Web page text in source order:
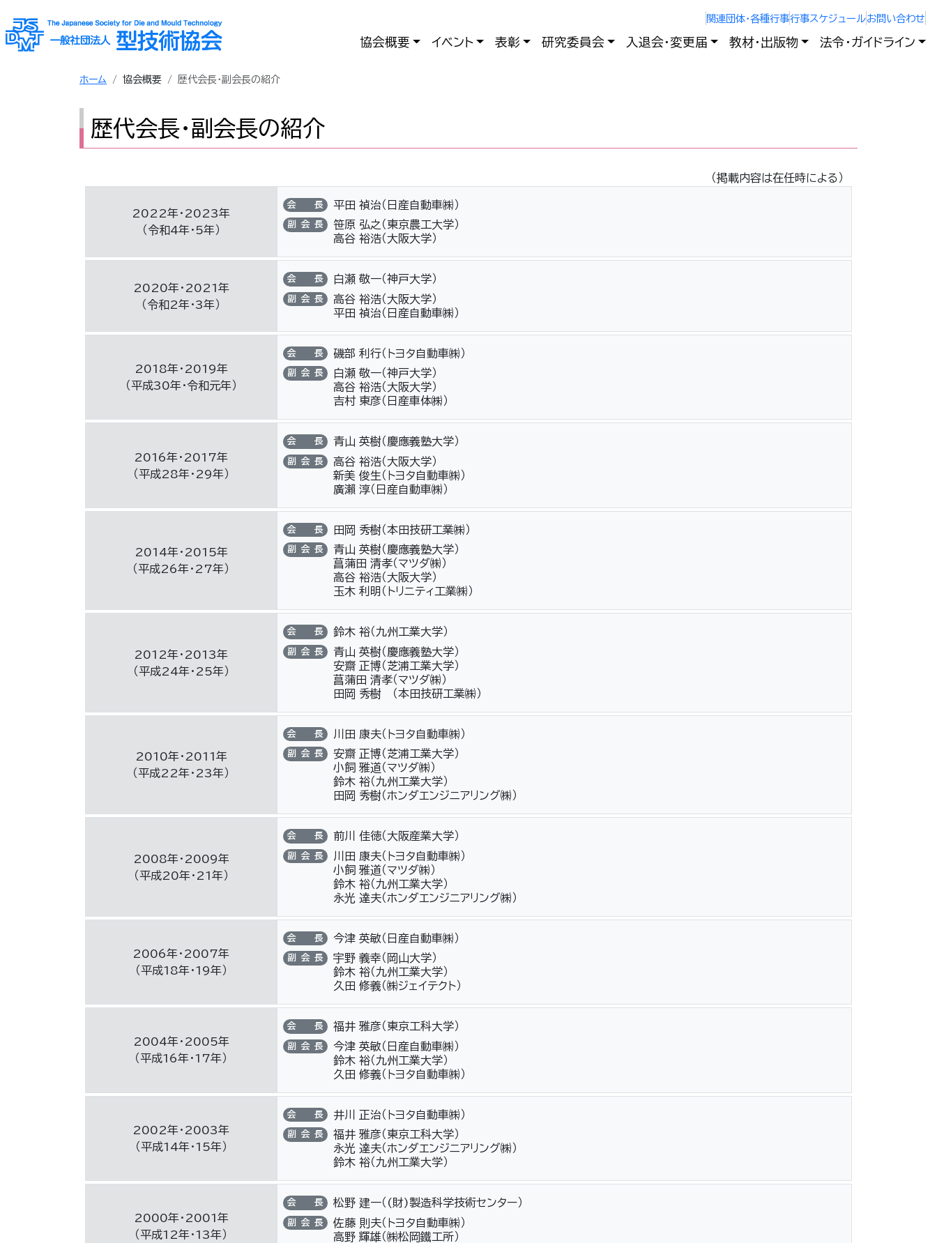
関連団体・各種行事行事スケジュールお問い合わせ
協会概要 イベント 表彰 研究委員会 入退会・変更届 教材・出版物 法令・ガイドライン
ホーム 協会概要 歴代会長・副会長の紹介
歴代会長・副会長の紹介
（掲載内容は在任時による）
2022年・2023年
（令和4年・5年）
会長 平田 禎治（日産自動車㈱）
副会長
笹原 弘之（東京農工大学）
高谷 裕浩（大阪大学）
2020年・2021年
（令和2年・3年）
会長 白瀬 敬一（神戸大学）
副会長
高谷 裕浩（大阪大学）
平田 禎治（日産自動車㈱）
2018年・2019年
（平成30年・令和元年）
会長 磯部 利行（トヨタ自動車㈱）
副会長
白瀬 敬一（神戸大学）
高谷 裕浩（大阪大学）
吉村 東彦（日産車体㈱）
2016年・2017年
（平成28年・29年）
会長 青山 英樹（慶應義塾大学）
副会長
高谷 裕浩（大阪大学）
新美 俊生（トヨタ自動車㈱）
廣瀨 淳（日産自動車㈱）
2014年・2015年
（平成26年・27年）
会長 田岡 秀樹（本田技研工業㈱）
副会長
青山 英樹（慶應義塾大学）
菖蒲田 清孝（マツダ㈱）
高谷 裕浩（大阪大学）
玉木 利明（トリニティ工業㈱）
2012年・2013年
（平成24年・25年）
会長 鈴木 裕（九州工業大学）
副会長
青山 英樹（慶應義塾大学）
安齋 正博（芝浦工業大学）
菖蒲田 清孝（マツダ㈱）
田岡 秀樹 （本田技研工業㈱）
2010年・2011年
（平成22年・23年）
会長 川田 康夫（トヨタ自動車㈱）
副会長
安齋 正博（芝浦工業大学）
小飼 雅道（マツダ㈱）
鈴木 裕（九州工業大学）
田岡 秀樹（ホンダエンジニアリング㈱）
2008年・2009年
（平成20年・21年）
会長 前川 佳徳（大阪産業大学）
副会長
川田 康夫（トヨタ自動車㈱）
小飼 雅道（マツダ㈱）
鈴木 裕（九州工業大学）
永光 達夫（ホンダエンジニアリング㈱）
2006年・2007年
（平成18年・19年）
会長 今津 英敏（日産自動車㈱）
副会長
宇野 義幸（岡山大学）
鈴木 裕（九州工業大学）
久田 修義（㈱ジェイテクト）
2004年・2005年
（平成16年・17年）
会長 福井 雅彦（東京工科大学）
副会長
今津 英敏（日産自動車㈱）
鈴木 裕（九州工業大学）
久田 修義（トヨタ自動車㈱）
2002年・2003年
（平成14年・15年）
会長 井川 正治（トヨタ自動車㈱）
副会長
福井 雅彦（東京工科大学）
永光 達夫（ホンダエンジニアリング㈱）
鈴木 裕（九州工業大学）
2000年・2001年
（平成12年・13年）
会長 松野 建一（(財)製造科学技術センター）
副会長
佐藤 則夫（トヨタ自動車㈱）
高野 輝雄（㈱松岡鐵工所）